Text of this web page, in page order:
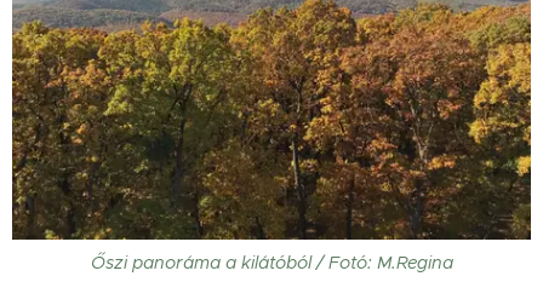
Őszi panoráma a kilátóból / Fotó: M.Regina